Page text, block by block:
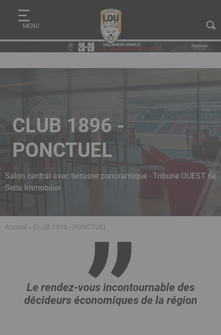
contenu
principal
MENU
CLUB 1896 -
PONCTUEL
Salon central avec terrasse panoramique - Tribune OUEST 6e
Sens Immobilier
Fil
Accueil CLUB 1896 - PONCTUEL
Le rendez-vous incontournable des
décideurs économiques de la région